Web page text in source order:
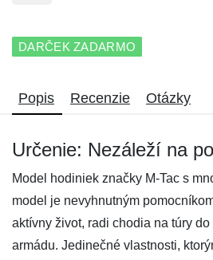
DARČEK ZADARMO
Popis Recenzie Otázky
Určenie: Nezáleží na
Model hodiniek značky M-Tac s
model je nevyhnutným
aktívny život, radi chodia na túry
armádu. Jedinečné vlastnosti,